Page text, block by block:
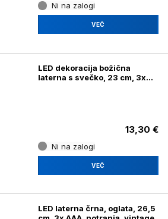
Ni na zalogi
VEČ
LED dekoracija božična
laterna s svečko, 23 cm, 3x
13,30 €
Ni na zalogi
VEČ
LED laterna črna, oglata, 26,5